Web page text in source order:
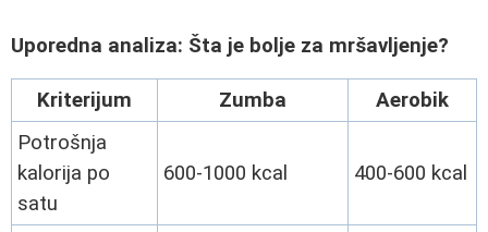
Uporedna analiza: Šta je bolje za mršavljenje?
Kriterijum Zumba
Aerobik
Potrošnja
kalorija po
satu
600-1000 kcal 400-600 kcal